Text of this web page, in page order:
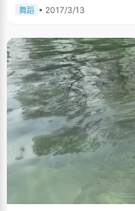
舞蹈 • 2017/3/13